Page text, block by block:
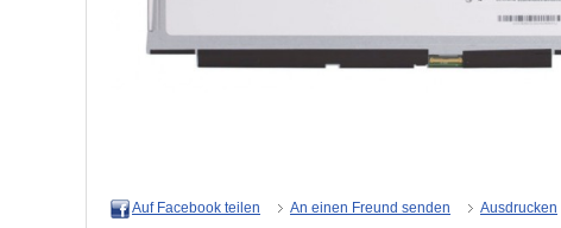
Auf Facebook teilen An einen Freund senden Ausdrucken